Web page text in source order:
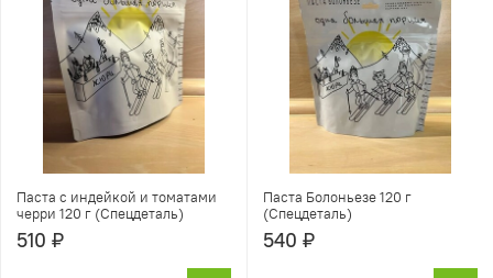
Паста с индейкой и томатами
черри 120 г (Спецдеталь)
510 ₽
Паста Болоньезе 120 г
(Спецдеталь)
540 ₽